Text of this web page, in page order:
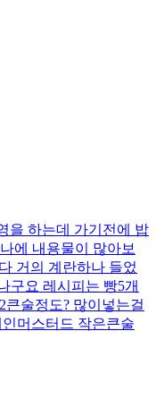
을 하는데 가기전에 밥
에 내용물이 많아보
거의 계란하나 들었
구요 레시피는 빵5개
술정도? 많이넣는걸
머스터드 작은큰술